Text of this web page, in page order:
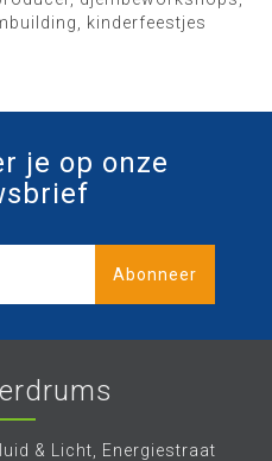
kinderfeestjes
je op onze
Abonneer
& Licht, Energiestraat